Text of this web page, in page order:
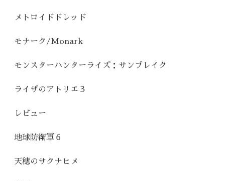
メトロイドドレッド
モナーク/Monark
モンスターハンターライズ：サンブレイク
ライザのアトリエ３
レビュー
地球防衛軍６
天穂のサクナヒメ